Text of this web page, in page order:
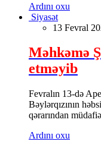
Ardını oxu
Siyasət
13 Fevral
Məhkəmə
etməyib
Fevralın 13-də
Bəylərqızının
qərarından
Ardını oxu